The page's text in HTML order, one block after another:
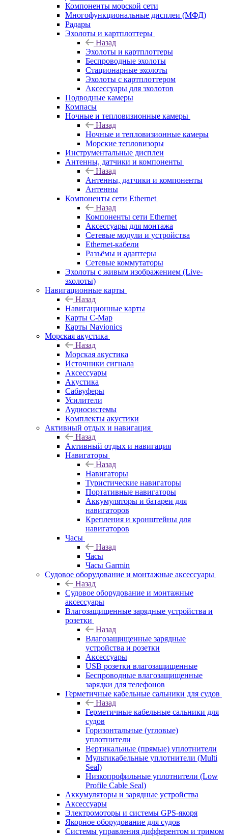
Компоненты морской сети
Многофункциональные дисплеи (МФД)
Радары
Эхолоты и картплоттеры
Назад
Эхолоты и картплоттеры
Беспроводные эхолоты
Стационарные эхолоты
Эхолоты с картплоттером
Аксессуары для эхолотов
Подводные камеры
Компасы
Ночные и тепловизионные камеры
Назад
Ночные и тепловизионные камеры
Морские тепловизоры
Инструментальные дисплеи
Антенны, датчики и компоненты
Назад
Антенны, датчики и компоненты
Антенны
Компоненты сети Ethernet
Назад
Компоненты сети Ethernet
Аксессуары для монтажа
Сетевые модули и устройства
Ethernet-кабели
Разъёмы и адаптеры
Сетевые коммутаторы
Эхолоты с живым изображением (Live-
эхолоты)
Навигационные карты
Назад
Навигационные карты
Карты C-Map
Карты Navionics
Морская акустика
Назад
Морская акустика
Источники сигнала
Аксессуары
Акустика
Сабвуферы
Усилители
Аудиосистемы
Комплекты акустики
Активный отдых и навигация
Назад
Активный отдых и навигация
Навигаторы
Назад
Навигаторы
Туристические навигаторы
Портативные навигаторы
Аккумуляторы и батареи для
навигаторов
Крепления и кронштейны для
навигаторов
Часы
Назад
Часы
Часы Garmin
Судовое оборудование и монтажные аксессуары
Назад
Судовое оборудование и монтажные
аксессуары
Влагозащищенные зарядные устройства и
розетки
Назад
Влагозащищенные зарядные
устройства и розетки
Аксессуары
USB розетки влагозащищенные
Беспроводные влагозащищенные
зарядки для телефонов
Герметичные кабельные сальники для судов
Назад
Герметичные кабельные сальники для
судов
Горизонтальные (угловые)
уплотнители
Вертикальные (прямые) уплотнители
Мультикабельные уплотнители (Multi
Seal)
Низкопрофильные уплотнители (Low
Profile Cable Seal)
Аккумуляторы и зарядные устройства
Аксессуары
Электромоторы и системы GPS-якоря
Якорное оборудование для судов
Системы управления дифферентом и тримом